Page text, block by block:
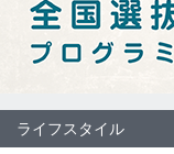
ライフスタイル